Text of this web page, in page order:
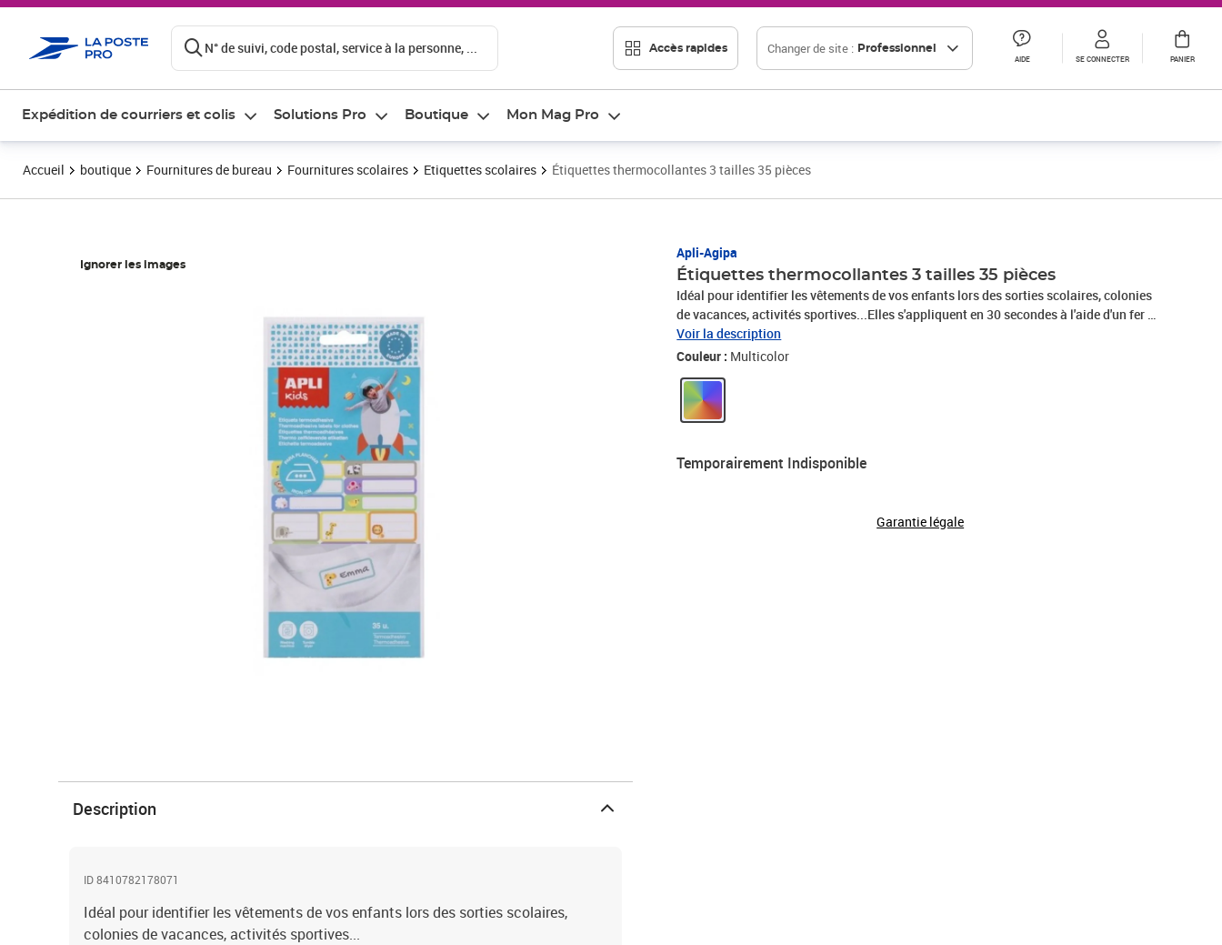
N° de suivi, code postal, service à la personne, ... Accès rapides Changer de site : Professionnel
AIDE SE CONNECTER PANIER
Expédition de courriers et colis Solutions Pro Boutique Mon Mag Pro
Accueil boutique Fournitures de bureau Fournitures scolaires Etiquettes scolaires Étiquettes thermocollantes 3 tailles 35 pièces
Ignorer les images
Apli-Agipa
Étiquettes thermocollantes 3 tailles 35 pièces
Idéal pour identifier les vêtements de vos enfants lors des sorties scolaires, colonies
de vacances, activités sportives...Elles s'appliquent en 30 secondes à l'aide d'un fer à
repasser et du papier protecteur inclus ou d'un chiffon. Écriture manuelle avec un
stylo bille ou feutre permanent. Résistantes au lavage en machine et au sèche-linge.3
Voir la description
Couleur : Multicolor
Temporairement Indisponible
Garantie légale
Description
ID 8410782178071
Idéal pour identifier les vêtements de vos enfants lors des sorties scolaires,
colonies de vacances, activités sportives...